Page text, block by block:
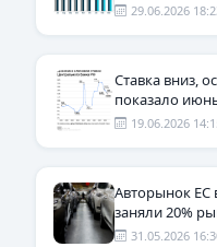
29.06.2026
Ставка вниз,
показало
19.06.2026
Авторынок ЕС
заняли 20%
31.05.2026